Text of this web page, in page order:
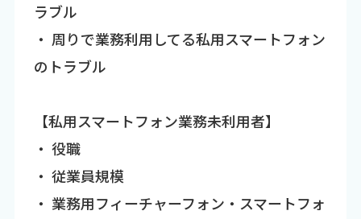
ラブル
・ 周りで業務利用してる私用スマートフォン
のトラブル
【私用スマートフォン業務未利用者】
・ 役職
・ 従業員規模
・ 業務用フィーチャーフォン・スマートフォ